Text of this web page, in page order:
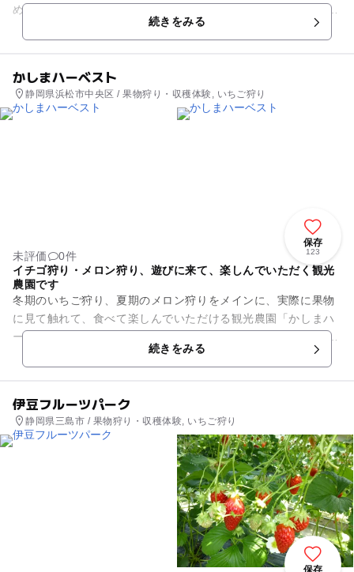
め」「とちおとめ」が楽しめます。 そして、お土産に大好評な
続きをみる
かしまハーベスト
静岡県浜松市中央区 / 果物狩り・収穫体験, いちご狩り
保存
123
未評価
0件
イチゴ狩り・メロン狩り、遊びに来て、楽しんでいただく観光
農園です
冬期のいちご狩り、夏期のメロン狩りをメインに、実際に果物
に見て触れて、食べて楽しんでいただける観光農園「かしまハ
ーベスト」。 いちご狩りは有機肥料を使った全ハウス土耕栽
続きをみる
伊豆フルーツパーク
静岡県三島市 / 果物狩り・収穫体験, いちご狩り
保存